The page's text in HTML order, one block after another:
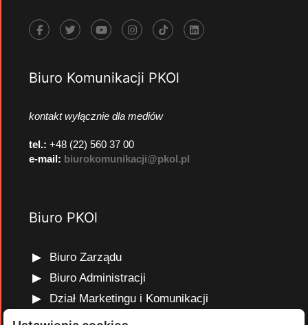
Biuro Komunikacji PKOl
kontakt wyłącznie dla mediów
tel.: +48 (22) 560 37 00
e-mail: biurokomunikacji@pkol.pl
Biuro PKOl
Biuro Zarządu
Biuro Administracji
Dział Marketingu i Komunikacji
Dział Edukacji Olimpijskiej